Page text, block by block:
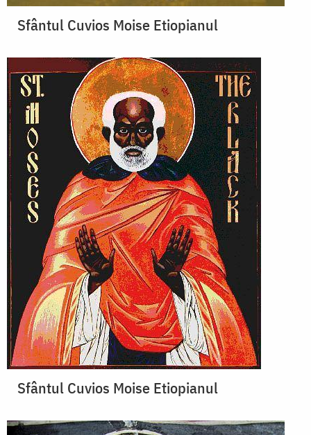
Sfântul Cuvios Moise Etiopianul
Sfântul Cuvios Moise Etiopianul